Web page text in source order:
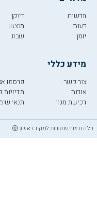
חדשות
דעות
יומן
דיוקן
מוצש
שבת
מידע כללי
צור קשר
אודות
רכישת מנוי
פרסמו
מדיניות
תנאי
כל הזכויות שמורות למקור ראשון ⓒ